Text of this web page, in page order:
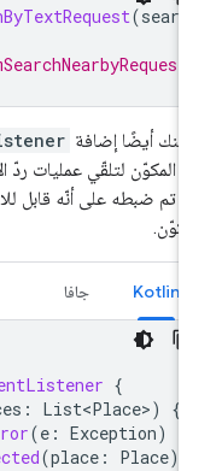
(
أيضًا إضافة
المكوّن لتلقّي عمليات ردّ
تم ضبطه على أنّه قابل
Kotlin
: List<Place>
e: Exception
(place: Place